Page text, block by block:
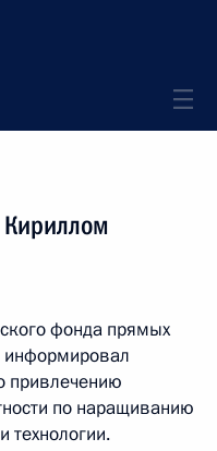
фонда прямых
информировал
привлечению
по наращиванию
технологии.